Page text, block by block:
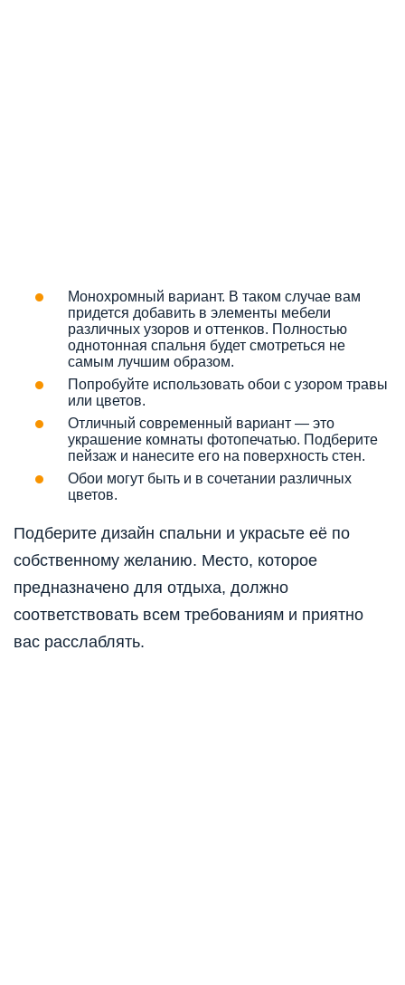
Монохромный вариант. В таком случае вам
придется добавить в элементы мебели
различных узоров и оттенков. Полностью
однотонная спальня будет смотреться не
самым лучшим образом.
Попробуйте использовать обои с узором травы
или цветов.
Отличный современный вариант — это
украшение комнаты фотопечатью. Подберите
пейзаж и нанесите его на поверхность стен.
Обои могут быть и в сочетании различных
цветов.
Подберите дизайн спальни и украсьте её по
собственному желанию. Место, которое
предназначено для отдыха, должно
соответствовать всем требованиям и приятно
вас расслаблять.